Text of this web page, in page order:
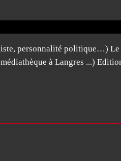
personnalité politique…) Le
à Langres ...)